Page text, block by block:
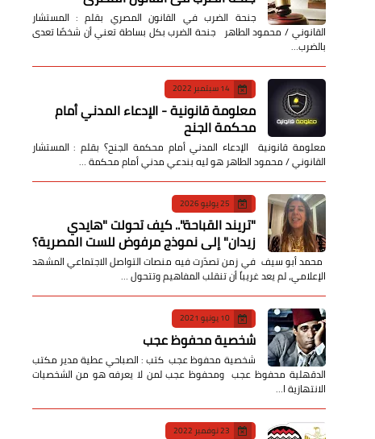
جنحة الضرب في القانون المصري بقلم : المستشار
القانوني / محمود الطاهر جنحة الضرب بكل بساطة تعني أن شخصًا تعدى
بالضرب…
14 سبتمبر 2022
معلومة قانونية - الإدعاء المدني أمام
محكمة الجنح
معلومة قانونية الإدعاء المدني أمام محكمة الجنح؟ بقلم : المستشار
القانوني / محمود الطاهر هو ليه بندعي مدني أمام محكمة …
25 يوليو 2026
​"تريند القباحة".. كيف تحولت "هايدي
زيدان" إلى نموذج مرفوض للست المصرية؟
​ محمد أبو سيف ​في زمن تصدّرت فيه منصات التواصل الاجتماعي المشهد
الإعلامي، لم يعد غريباً أن تنقلب المفاهيم وتتحول …
10 يونيو 2021
شخصية محفوظ عجب
شخصية محفوظ عجب كتب : الصباحي عطية مدير مكتب
الدقهلية محفوظ عجب ومحفوظ عجب لمن لا يعرفه هو من الشخصيات
الانتهازية ا…
23 نوفمبر 2022